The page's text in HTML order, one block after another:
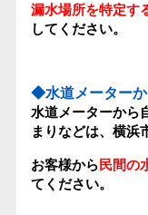
漏水場所を特定す
してください。
◆水道メーターか
水道メーターから
まりなどは、横浜
お客様から 民間の
てください。